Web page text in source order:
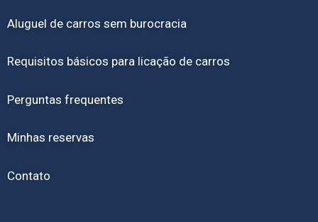
Aluguel de carros sem burocracia
Requisitos básicos para licação de carros
Perguntas frequentes
Minhas reservas
Contato